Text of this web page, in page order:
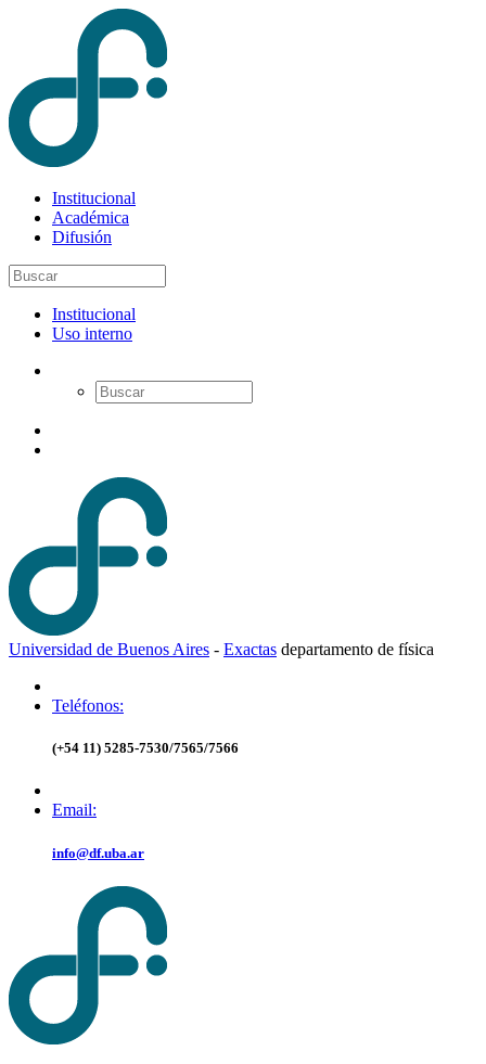
Institucional
Académica
Difusión
Institucional
Uso interno
Universidad de Buenos Aires - Exactas departamento de física
Teléfonos:
(+54 11) 5285-7530/7565/7566
Email:
info@df.uba.ar